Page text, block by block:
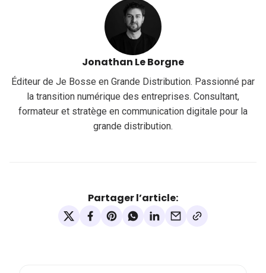
Jonathan Le Borgne
Éditeur de Je Bosse en Grande Distribution. Passionné par
la transition numérique des entreprises. Consultant,
formateur et stratège en communication digitale pour la
grande distribution.
Partager l’article: